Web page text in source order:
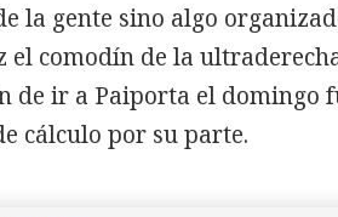
la gente sino algo
comodín de la
de ir a Paiporta el domingo
cálculo por su parte.